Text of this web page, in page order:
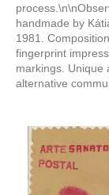
handmade by
1981.
fingerprint
markings. Unique
alternative